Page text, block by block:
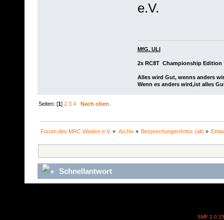
e.V.
MfG. ULI
2x RC8T Championship Edition
Alles wird Gut, wenns anders
Wenn es anders wird,ist alles
Seiten: [1]2 3 4 Nach oben
Forum des MRC Weiden e.V. » Archiv» Besprechungen/Infos (alt) »
Schnellantwort
SMF 2.0.15